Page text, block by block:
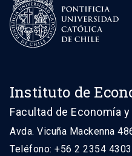
Instituto de
Facultad de Economía
Avda. Vicuña Mackenna
Teléfono: +56 2 2354 4303